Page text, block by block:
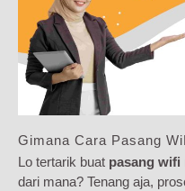
Gimana Cara Pasang
Lo tertarik buat pasang wifi
dari mana? Tenang aja,